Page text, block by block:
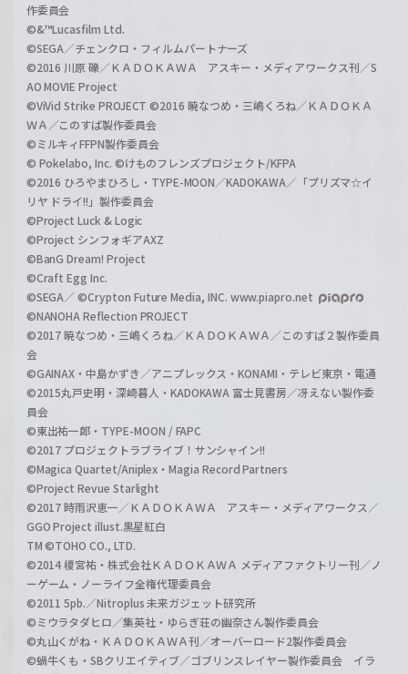
作委員会
©&™Lucasfilm Ltd.
©SEGA／チェンクロ・フィルムパートナーズ
©2016 川原 礫／ＫＡＤＯＫＡＷＡ アスキー・メディアワークス刊／S
AO MOVIE Project
©ViVid Strike PROJECT ©2016 暁なつめ・三嶋くろね／ＫＡＤＯＫＡ
ＷＡ／このすば製作委員会
©ミルキィFFPN製作委員会
© Pokelabo, Inc. ©けものフレンズプロジェクト/KFPA
©2016 ひろやまひろし・TYPE-MOON／KADOKAWA／「プリズマ☆イ
リヤ ドライ!!」製作委員会
©Project Luck & Logic
©Project シンフォギアAXZ
©BanG Dream! Project
©Craft Egg Inc.
©SEGA／ ©Crypton Future Media, INC. www.piapro.net
©NANOHA Reflection PROJECT
©2017 暁なつめ・三嶋くろね／ＫＡＤＯＫＡＷＡ／このすば２製作委員
会
©GAINAX・中島かずき／アニプレックス・KONAMI・テレビ東京・電通
©2015丸戸史明・深崎暮人・KADOKAWA 富士見書房／冴えない製作委
員会
©東出祐一郎・TYPE-MOON / FAPC
©2017 プロジェクトラブライブ！サンシャイン!!
©Magica Quartet/Aniplex・Magia Record Partners
©Project Revue Starlight
©2017 時雨沢恵一／ＫＡＤＯＫＡＷＡ アスキー・メディアワークス／
GGO Project illust.黒星紅白
TM ©TOHO CO., LTD.
©2014 榎宮祐・株式会社ＫＡＤＯＫＡＷＡ メディアファクトリー刊／ノ
ーゲーム・ノーライフ全権代理委員会
©2011 5pb.／Nitroplus 未来ガジェット研究所
©ミウラタダヒロ／集英社・ゆらぎ荘の幽奈さん製作委員会
©丸山くがね・ＫＡＤＯＫＡＷＡ刊／オーバーロード2製作委員会
©蝸牛くも・SBクリエイティブ／ゴブリンスレイヤー製作委員会 イラ